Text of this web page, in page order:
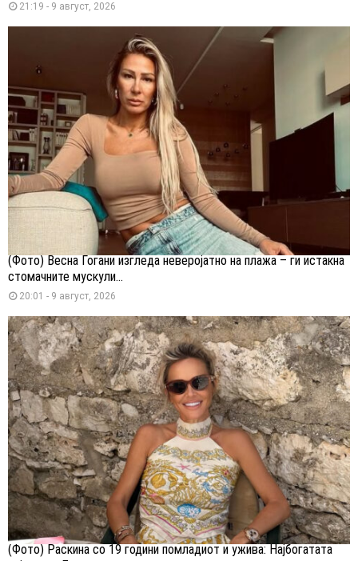
21:19 - 9 август, 2026
(Фото) Весна Ѓогани изгледа неверојатно на плажа – ги истакна
стомачните мускули...
20:01 - 9 август, 2026
(Фото) Раскина со 19 години помладиот и ужива: Најбогатата